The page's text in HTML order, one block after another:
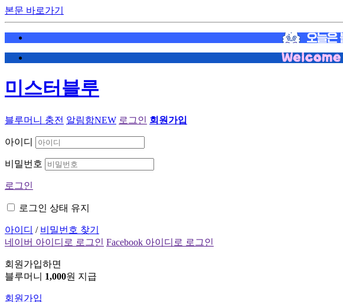
본문 바로가기
미스터블루
블루머니 충전 알림함NEW 로그인 회원가입
아이디
비밀번호
로그인
로그인 상태 유지
아이디 / 비밀번호 찾기
네이버 아이디로 로그인 Facebook 아이디로 로그인
회원가입하면
블루머니 1,000원 지급
회원가입